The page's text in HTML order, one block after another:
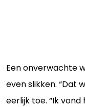
Een onverwachte
even slikken. “Dat
eerlijk toe. “Ik